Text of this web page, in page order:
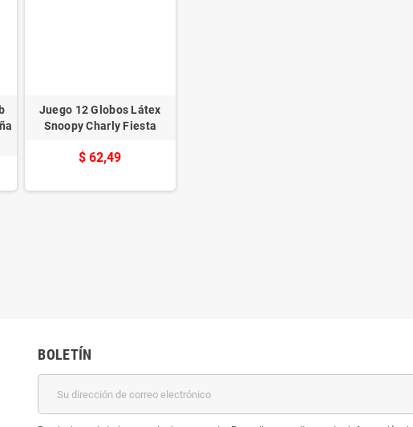
Juego 12 Globos Látex
Snoopy Charly Fiesta
$ 62,49
BOLETÍN